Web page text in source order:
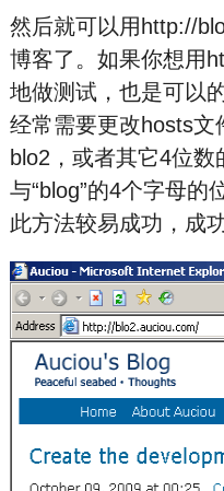
然后就可以用http://
博客了。如果你想用
地做测试，也是可以
经常需要更改hosts文
blo2，或者其它4位
与“blog”的4个字母的
此方法较易成功，成